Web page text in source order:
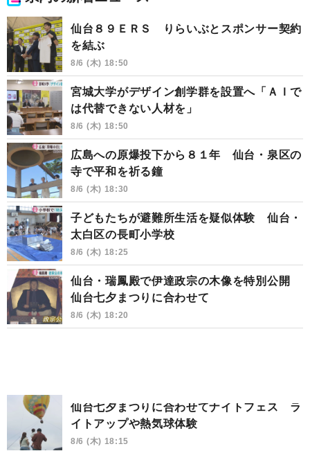
仙台８９ＥＲＳ りらいぶとスポンサー契約
を結ぶ
8/6 (木) 18:50
宮城大学がデザイン創学群を設置へ「ＡＩで
は代替できない人材を」
8/6 (木) 18:50
広島への原爆投下から８１年 仙台・泉区の
寺で平和を祈る鐘
8/6 (木) 18:30
子どもたちが避難所生活を疑似体験 仙台・
太白区の長町小学校
8/6 (木) 18:25
仙台・瑞鳳殿で伊達政宗の木像を特別公開
仙台七夕まつりに合わせて
8/6 (木) 18:20
仙台七夕まつりに合わせてナイトフェス ラ
イトアップや熱気球体験
8/6 (木) 18:15